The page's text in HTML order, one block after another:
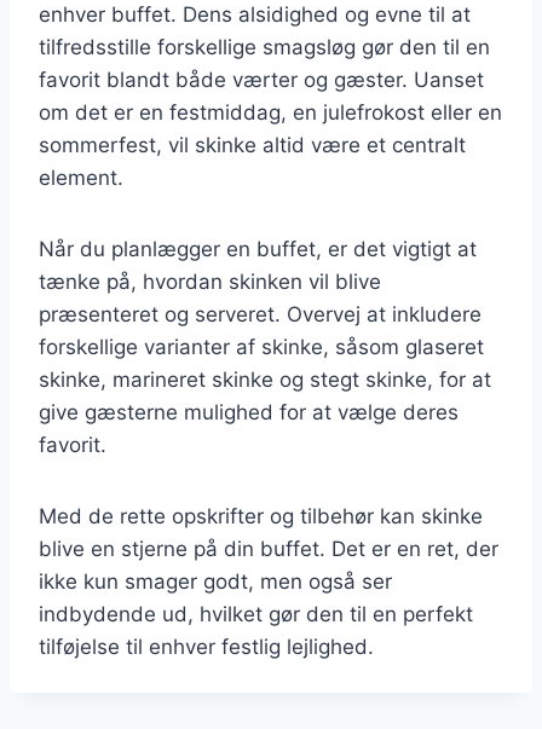
enhver buffet. Dens alsidighed og evne til at
tilfredsstille forskellige smagsløg gør den til en
favorit blandt både værter og gæster. Uanset
om det er en festmiddag, en julefrokost eller en
sommerfest, vil skinke altid være et centralt
element.
Når du planlægger en buffet, er det vigtigt at
tænke på, hvordan skinken vil blive
præsenteret og serveret. Overvej at inkludere
forskellige varianter af skinke, såsom glaseret
skinke, marineret skinke og stegt skinke, for at
give gæsterne mulighed for at vælge deres
favorit.
Med de rette opskrifter og tilbehør kan skinke
blive en stjerne på din buffet. Det er en ret, der
ikke kun smager godt, men også ser
indbydende ud, hvilket gør den til en perfekt
tilføjelse til enhver festlig lejlighed.